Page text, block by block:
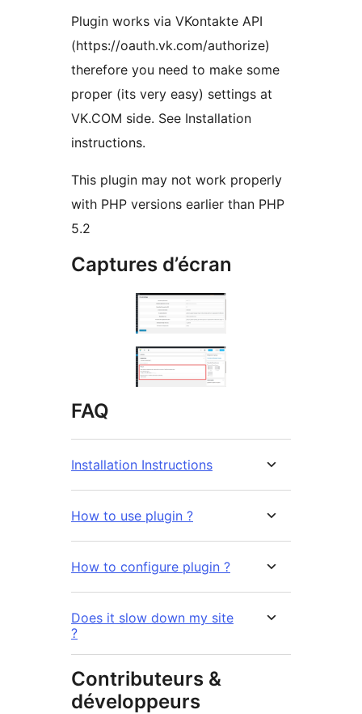
Plugin works via VKontakte API
(https://oauth.vk.com/authorize)
therefore you need to make some
proper (its very easy) settings at
VK.COM side. See Installation
instructions.
This plugin may not work properly
with PHP versions earlier than PHP
5.2
Captures d’écran
FAQ
Installation Instructions
How to use plugin ?
How to configure plugin ?
Does it slow down my site
?
Contributeurs &
développeurs